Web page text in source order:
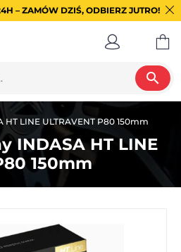
– ZAMÓW DZIŚ, ODBIERZ JUTRO!
search
HT LINE ULTRAVENT P80 150mm
INDASA HT LINE
150mm